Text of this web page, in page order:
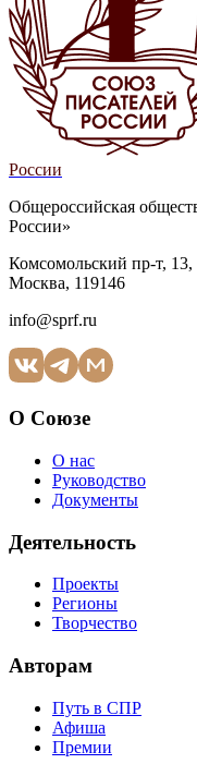
России
Общероссийская
России»
Комсомольский пр-т, 13,
Москва, 119146
info@sprf.ru
О Союзе
О нас
Руководство
Документы
Деятельность
Проекты
Регионы
Творчество
Авторам
Путь в СПР
Афиша
Премии